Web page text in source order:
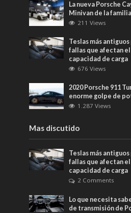
La nueva Porsche
Minivan de la
211 Views
Teslas más
fallas que afectan
capacidad de carga
676 Views
2020 Porsche 911
enorme golpe de
1.287 Views
Mas discutido
Teslas más
fallas que afectan
capacidad de carga
2 Comments
Lo que necesita
de transmisión de